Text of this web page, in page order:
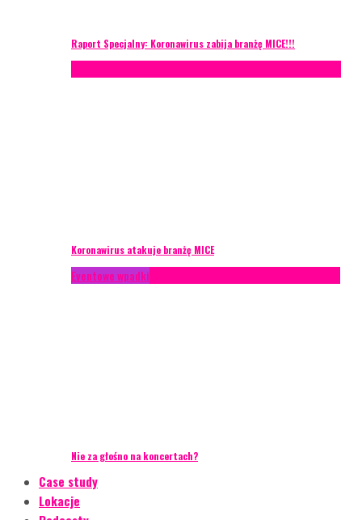
Raport Specjalny: Koronawirus zabija branżę MICE!!!
Koronawirus atakuje branżę MICE
Eventowe wpadki
Nie za głośno na koncertach?
Case study
Lokacje